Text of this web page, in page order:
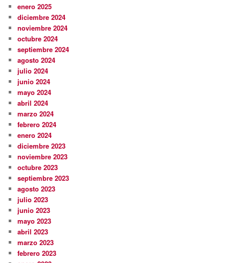
enero 2025
diciembre 2024
noviembre 2024
octubre 2024
septiembre 2024
agosto 2024
julio 2024
junio 2024
mayo 2024
abril 2024
marzo 2024
febrero 2024
enero 2024
diciembre 2023
noviembre 2023
octubre 2023
septiembre 2023
agosto 2023
julio 2023
junio 2023
mayo 2023
abril 2023
marzo 2023
febrero 2023